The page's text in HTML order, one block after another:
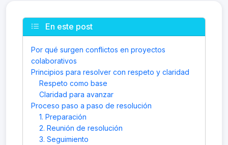
En este post
Por qué surgen conflictos en proyectos
colaborativos
Principios para resolver con respeto y claridad
Respeto como base
Claridad para avanzar
Proceso paso a paso de resolución
1. Preparación
2. Reunión de resolución
3. Seguimiento